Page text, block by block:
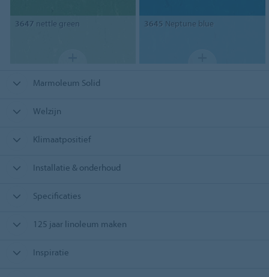
3647 nettle green 3645 Neptune blue
Marmoleum Solid
Welzijn
Klimaatpositief
Installatie & onderhoud
Specificaties
125 jaar linoleum maken
Inspiratie